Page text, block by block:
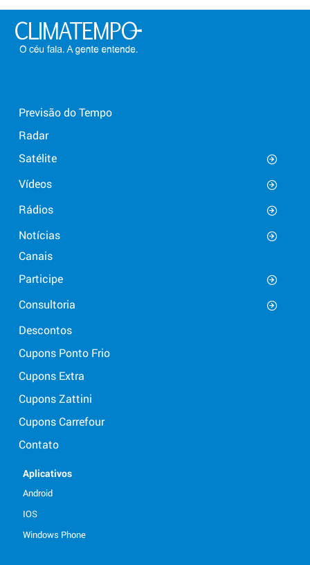
Previsão do Tempo
Radar
Satélite
Vídeos
Rádios
Notícias
Canais
Participe
Consultoria
Descontos
Cupons Ponto Frio
Cupons Extra
Cupons Zattini
Cupons Carrefour
Contato
Aplicativos
Android
IOS
Windows Phone